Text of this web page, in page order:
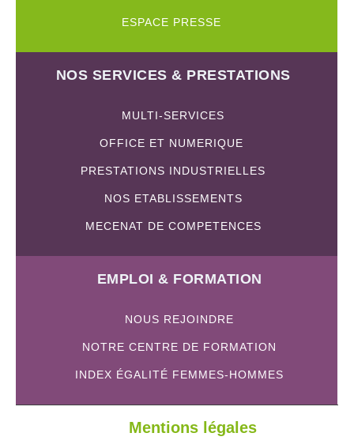
ESPACE PRESSE
NOS SERVICES & PRESTATIONS
MULTI-SERVICES
OFFICE ET NUMERIQUE
PRESTATIONS INDUSTRIELLES
NOS ETABLISSEMENTS
MECENAT DE COMPETENCES
EMPLOI & FORMATION
NOUS REJOINDRE
NOTRE CENTRE DE FORMATION
INDEX ÉGALITÉ FEMMES-HOMMES
Mentions légales